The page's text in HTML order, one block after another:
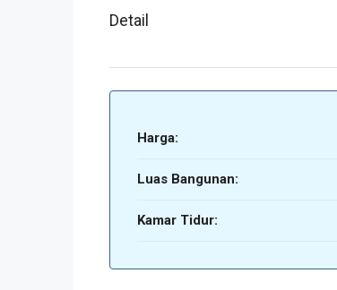
Detail
Harga:
Luas Bangunan:
Kamar Tidur: